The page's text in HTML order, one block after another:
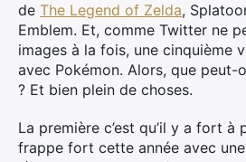
de The Legend of Zelda,
Emblem. Et, comme Twitter ne
images à la fois, une cinquième
avec Pokémon. Alors, que peut-
? Et bien plein de choses.
La première c’est qu’il y a fort à
frappe fort cette année avec